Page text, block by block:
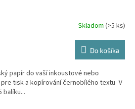
Skladom (>5 ks)
Do košíka
papír do vaší inkoustové nebo
tisk a kopírování černobílého textu- V